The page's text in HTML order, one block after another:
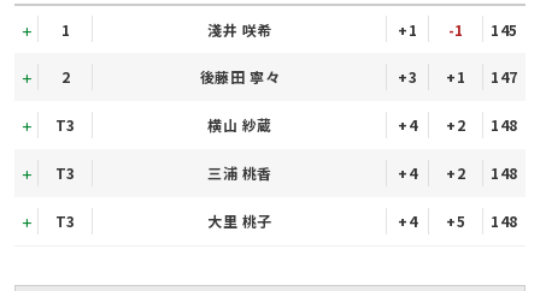
1 淺井 咲希 +1 -1 145
2 後藤田 寧々 +3 +1 147
T3 横山 紗蔵 +4 +2 148
T3 三浦 桃香 +4 +2 148
T3 大里 桃子 +4 +5 148